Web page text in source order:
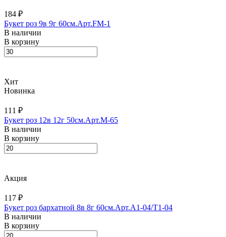
184 ₽
Букет роз 9в 9г 60см.Арт.FM-1
В наличии
В корзину
Хит
Новинка
111 ₽
Букет роз 12в 12г 50см.Арт.M-65
В наличии
В корзину
Акция
117 ₽
Букет роз бархатной 8в 8г 60см.Арт.A1-04/T1-04
В наличии
В корзину